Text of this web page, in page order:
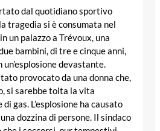
dal quotidiano sportivo
tragedia si è consumata nel
un palazzo a Trévoux, una
bambini, di tre e cinque anni,
devastante.
provocato da una donna che,
si sarebbe tolta la vita
gas. L’esplosione ha causato
dozzina di persone. Il sindaco